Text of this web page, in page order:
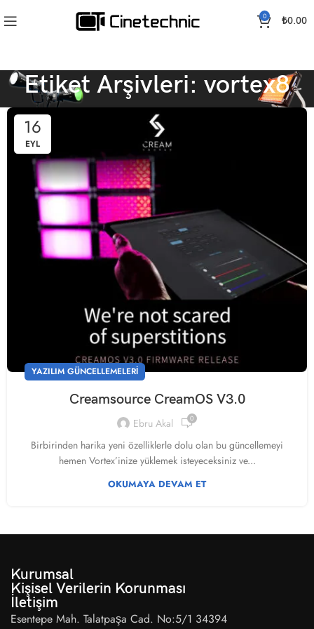
0 ₺0.00
Etiket Arşivleri: vortex8
16
EYL
YAZILIM GÜNCELLEMELERI
Creamsource CreamOS V3.0
Ebru Akal 0
Birbirinden harika yeni özelliklerle dolu olan bu güncellemeyi
hemen Vortex’inize yüklemek isteyeceksiniz ve...
OKUMAYA DEVAM ET
Kurumsal
Kişisel Verilerin Korunması
İletişim
Esentepe Mah. Talatpaşa Cad. No:5/1 34394